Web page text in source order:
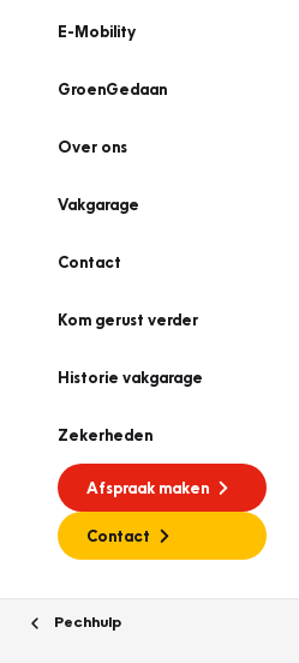
E-Mobility
GroenGedaan
Over ons
Vakgarage
Contact
Kom gerust verder
Historie vakgarage
Zekerheden
Afspraak maken
Contact
Pechhulp